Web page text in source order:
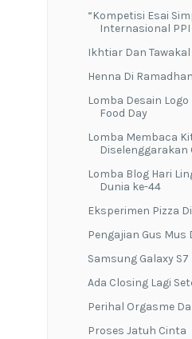
“Kompetisi Esai
Internasional PPI
Ikhtiar Dan
Henna Di
Lomba Desain
Food Day
Lomba Membaca
Diselenggarakan
Lomba Blog Hari
Dunia ke-44
Eksperimen Pizza
Pengajian Gus
Samsung Galaxy
Ada Closing Lagi
Perihal Orgasme
Proses Jatuh Cinta